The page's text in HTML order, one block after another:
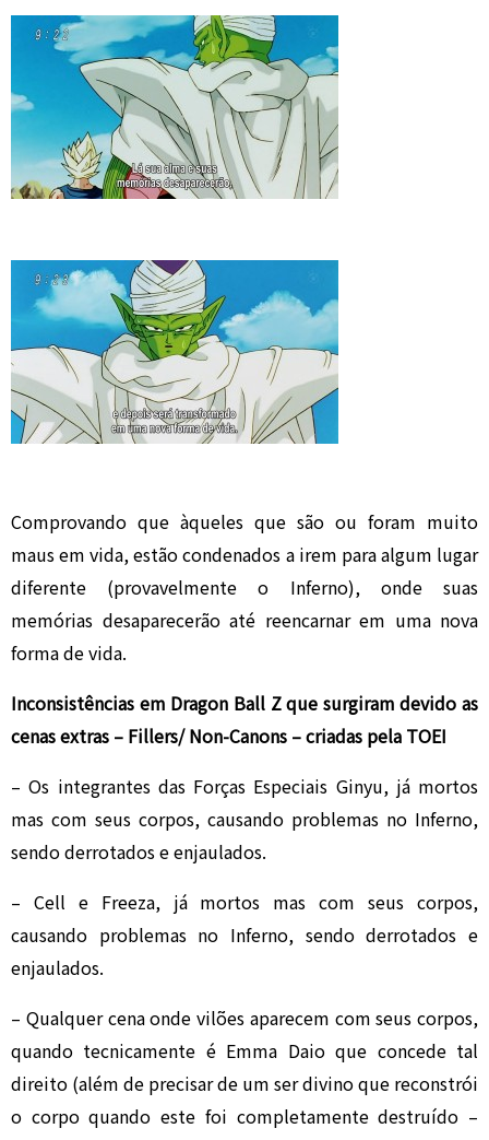
Comprovando que àqueles que são ou foram muito
maus em vida, estão condenados a irem para algum lugar
diferente (provavelmente o Inferno), onde suas
memórias desaparecerão até reencarnar em uma nova
forma de vida.
Inconsistências em Dragon Ball Z que surgiram devido as
cenas extras – Fillers/ Non-Canons – criadas pela TOEI
– Os integrantes das Forças Especiais Ginyu, já mortos
mas com seus corpos, causando problemas no Inferno,
sendo derrotados e enjaulados.
– Cell e Freeza, já mortos mas com seus corpos,
causando problemas no Inferno, sendo derrotados e
enjaulados.
– Qualquer cena onde vilões aparecem com seus corpos,
quando tecnicamente é Emma Daio que concede tal
direito (além de precisar de um ser divino que reconstrói
o corpo quando este foi completamente destruído –